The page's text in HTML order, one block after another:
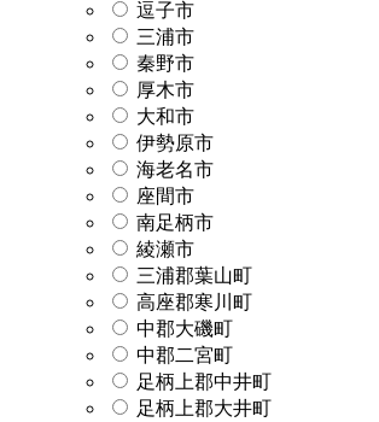
逗子市
三浦市
秦野市
厚木市
大和市
伊勢原市
海老名市
座間市
南足柄市
綾瀬市
三浦郡葉山町
高座郡寒川町
中郡大磯町
中郡二宮町
足柄上郡中井町
足柄上郡大井町